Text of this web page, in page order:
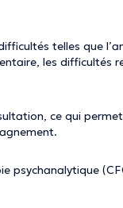
telles que
les difficultés
ce qui
psychanalytique